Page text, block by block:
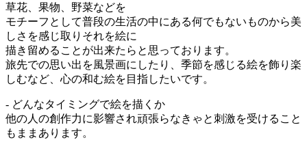
草花、果物、野菜などを
モチーフとして普段の生活の中にある何でもないものから美
しさを感じ取りそれを絵に
描き留めることが出来たらと思っております。
旅先での思い出を風景画にしたり、季節を感じる絵を飾り楽
しむなど、心の和む絵を目指したいです。
- どんなタイミングで絵を描くか
他の人の創作力に影響され頑張らなきゃと刺激を受けること
もままあります。